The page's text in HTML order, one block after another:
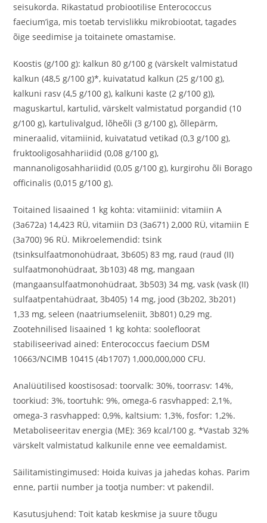
seisukorda. Rikastatud probiootilise Enterococcus
faecium’iga, mis toetab tervislikku mikrobiootat, tagades
õige seedimise ja toitainete omastamise.
Koostis (g/100 g): kalkun 80 g/100 g (värskelt valmistatud
kalkun (48,5 g/100 g)*, kuivatatud kalkun (25 g/100 g),
kalkuni rasv (4,5 g/100 g), kalkuni kaste (2 g/100 g)),
maguskartul, kartulid, värskelt valmistatud porgandid (10
g/100 g), kartulivalgud, lõheõli (3 g/100 g), õllepärm,
mineraalid, vitamiinid, kuivatatud vetikad (0,3 g/100 g),
fruktooligosahhariidid (0,08 g/100 g),
mannanoligosahhariidid (0,05 g/100 g), kurgirohu õli Borago
officinalis (0,015 g/100 g).
Toitained lisaained 1 kg kohta: vitamiinid: vitamiin A
(3a672a) 14,423 RÜ, vitamiin D3 (3a671) 2,000 RÜ, vitamiin E
(3a700) 96 RÜ. Mikroelemendid: tsink
(tsinksulfaatmonohüdraat, 3b605) 83 mg, raud (raud (II)
sulfaatmonohüdraat, 3b103) 48 mg, mangaan
(mangaansulfaatmonohüdraat, 3b503) 34 mg, vask (vask (II)
sulfaatpentahüdraat, 3b405) 14 mg, jood (3b202, 3b201)
1,33 mg, seleen (naatriumseleniit, 3b801) 0,29 mg.
Zootehnilised lisaained 1 kg kohta: soolefloorat
stabiliseerivad ained: Enterococcus faecium DSM
10663/NCIMB 10415 (4b1707) 1,000,000,000 CFU.
Analüütilised koostisosad: toorvalk: 30%, toorrasv: 14%,
toorkiud: 3%, toortuhk: 9%, omega-6 rasvhapped: 2,1%,
omega-3 rasvhapped: 0,9%, kaltsium: 1,3%, fosfor: 1,2%.
Metaboliseeritav energia (ME): 369 kcal/100 g. *Vastab 32%
värskelt valmistatud kalkunile enne vee eemaldamist.
Säilitamistingimused: Hoida kuivas ja jahedas kohas. Parim
enne, partii number ja tootja number: vt pakendil.
Kasutusjuhend: Toit katab keskmise ja suure tõugu